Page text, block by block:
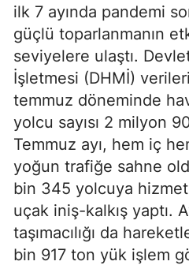
ilk 7 ayında pandemi
güçlü toparlanmanın
seviyelere ulaştı.
İşletmesi (DHMİ)
temmuz döneminde
yolcu sayısı 2 milyon
Temmuz ayı, hem iç
yoğun trafiğe sahne
bin 345 yolcuya
uçak iniş-kalkış yaptı.
taşımacılığı da
bin 917 ton yük işlem